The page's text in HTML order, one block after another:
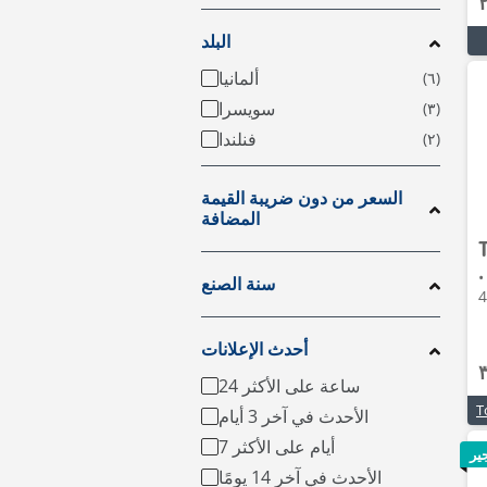
البلد
ألمانيا
سويسرا
فنلندا
السعر من دون ضريبة القيمة
المضافة
سنة الصنع
أحدث الإعلانات
24 ساعة على الأكثر
الأحدث في آخر 3 أيام
7 أيام على الأكثر
الأحدث في آخر 14 يومًا
شاحنة مناولة • 2024 •